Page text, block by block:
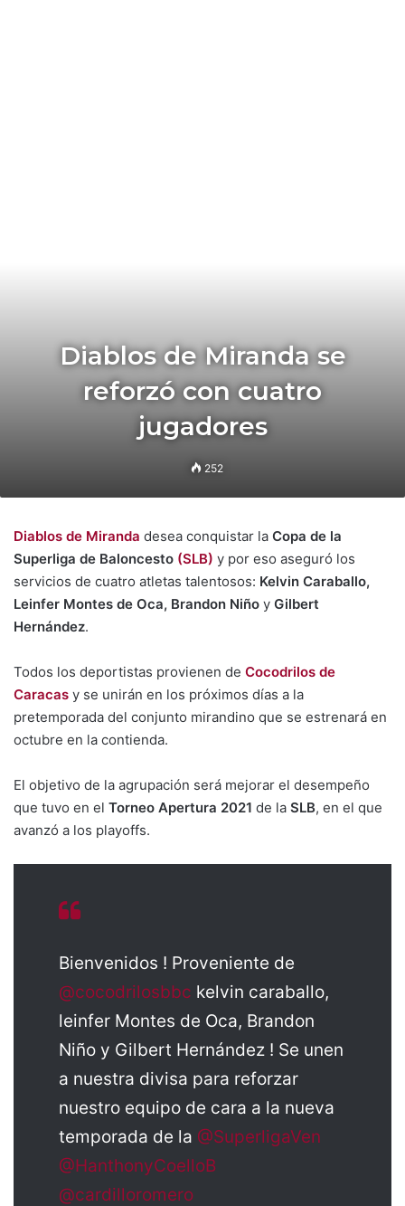
Diablos de Miranda se
reforzó con cuatro
jugadores
252
Diablos de Miranda desea conquistar la Copa de la
Superliga de Baloncesto (SLB) y por eso aseguró los
servicios de cuatro atletas talentosos: Kelvin Caraballo,
Leinfer Montes de Oca, Brandon Niño y Gilbert
Hernández.
Todos los deportistas provienen de Cocodrilos de
Caracas y se unirán en los próximos días a la
pretemporada del conjunto mirandino que se estrenará en
octubre en la contienda.
El objetivo de la agrupación será mejorar el desempeño
que tuvo en el Torneo Apertura 2021 de la SLB, en el que
avanzó a los playoffs.
Bienvenidos ! Proveniente de
@cocodrilosbbc kelvin caraballo,
leinfer Montes de Oca, Brandon
Niño y Gilbert Hernández ! Se unen
a nuestra divisa para reforzar
nuestro equipo de cara a la nueva
temporada de la @SuperligaVen
@HanthonyCoelloB
@cardilloromero